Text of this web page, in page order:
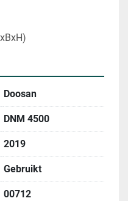
Doosan
DNM 4500
2019
Gebruikt
00712